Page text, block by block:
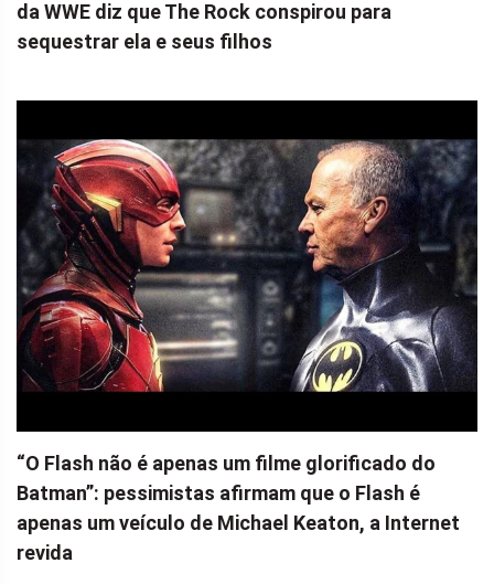
da WWE diz que The Rock conspirou para
sequestrar ela e seus filhos
“O Flash não é apenas um filme glorificado do
Batman”: pessimistas afirmam que o Flash é
apenas um veículo de Michael Keaton, a Internet
revida